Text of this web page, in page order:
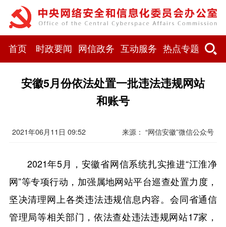
首页 时政要闻 网信政务 互动服务 热点专题
安徽5月份依法处置一批违法违规网站
和账号
2021年06月11日 09:52 来源： “网信安徽”微信公众号
2021年5月，安徽省网信系统扎实推进“江淮净
网”等专项行动，加强属地网站平台巡查处置力度，
坚决清理网上各类违法违规信息内容。会同省通信
管理局等相关部门，依法查处违法违规网站17家，